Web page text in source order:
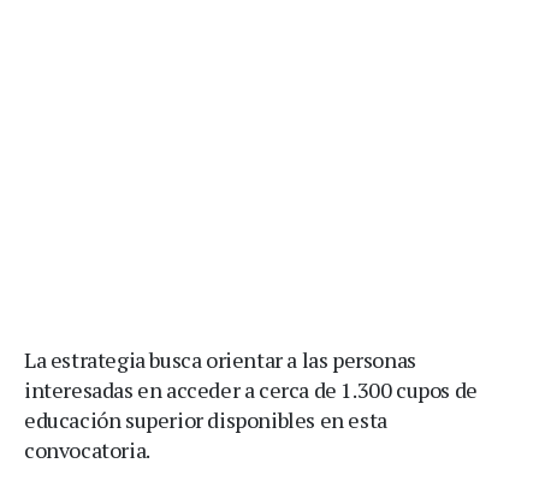
La estrategia busca orientar a las personas
interesadas en acceder a cerca de 1.300 cupos de
educación superior disponibles en esta
convocatoria.